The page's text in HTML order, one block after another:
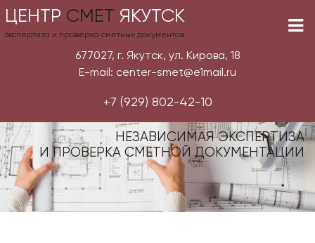
ЦЕНТР СМЕТ ЯКУТСК
экспертиза и проверка сметных документов
677027, г. Якутск, ул. Кирова, 18
E-mail: center-smet@e1mail.ru
+7 (929) 802-42-10
НЕЗАВИСИМАЯ ЭКСПЕРТИЗА
И ПРОВЕРКА СМЕТНОЙ ДОКУМЕНТАЦИИ